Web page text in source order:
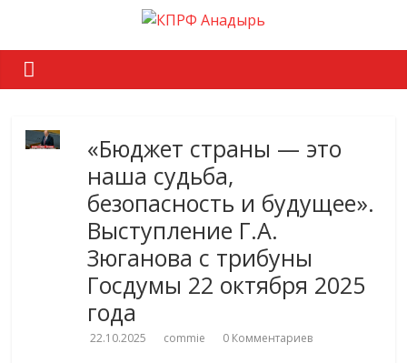
«Бюджет страны — это
наша судьба,
безопасность и будущее».
Выступление Г.А.
Зюганова с трибуны
Госдумы 22 октября 2025
года
22.10.2025 commie 0 Комментариев